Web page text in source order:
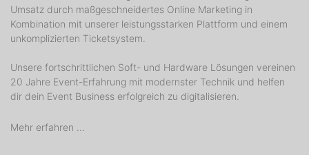
Umsatz durch maßgeschneidertes Online Marketing in
Kombination mit unserer leistungsstarken Plattform und einem
unkomplizierten Ticketsystem.
Unsere fortschrittlichen Soft- und Hardware Lösungen vereinen
20 Jahre Event-Erfahrung mit modernster Technik und helfen
dir dein Event Business erfolgreich zu digitalisieren.
Mehr erfahren ...